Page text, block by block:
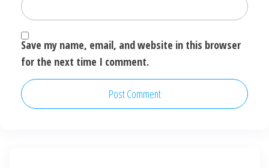
Save my name, email, and website in this browser
for the next time I comment.